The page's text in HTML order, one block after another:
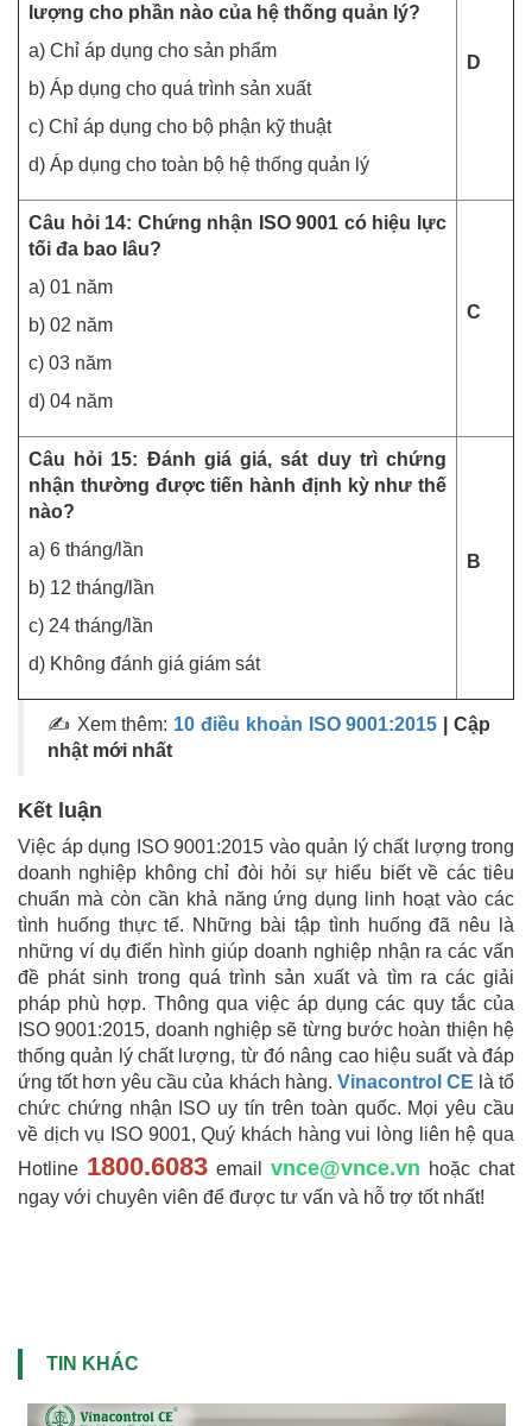
lượng cho phần nào của hệ thống quản lý?
a) Chỉ áp dụng cho sản phẩm
b) Áp dụng cho quá trình sản xuất
c) Chỉ áp dụng cho bộ phận kỹ thuật
d) Áp dụng cho toàn bộ hệ thống quản lý
D
Câu hỏi 14: Chứng nhận ISO 9001 có hiệu lực
tối đa bao lâu?
a) 01 năm
b) 02 năm
c) 03 năm
d) 04 năm
C
Câu hỏi 15: Đánh giá giá, sát duy trì chứng
nhận thường được tiến hành định kỳ như thế
nào?
a) 6 tháng/lần
b) 12 tháng/lần
c) 24 tháng/lần
d) Không đánh giá giám sát
B
✍ Xem thêm: 10 điều khoản ISO 9001:2015
| Cập
nhật mới nhất
Kết luận
Việc áp dụng ISO 9001:2015 vào quản lý chất lượng trong
doanh nghiệp không chỉ đòi hỏi sự hiểu biết về các tiêu
chuẩn mà còn cần khả năng ứng dụng linh hoạt vào các
tình huống thực tế. Những bài tập tình huống đã nêu là
những ví dụ điển hình giúp doanh nghiệp nhận ra các vấn
đề phát sinh trong quá trình sản xuất và tìm ra các giải
pháp phù hợp. Thông qua việc áp dụng các quy tắc của
ISO 9001:2015, doanh nghiệp sẽ từng bước hoàn thiện hệ
thống quản lý chất lượng, từ đó nâng cao hiệu suất và đáp
ứng tốt hơn yêu cầu của khách hàng. Vinacontrol CE là tổ
chức chứng nhận ISO uy tín trên toàn quốc. Mọi yêu cầu
về dịch vụ ISO 9001, Quý khách hàng vui lòng liên hệ qua
Hotline 1800.6083 email vnce@vnce.vn hoặc chat
ngay với chuyên viên để được tư vấn và hỗ trợ tốt nhất!
TIN KHÁC